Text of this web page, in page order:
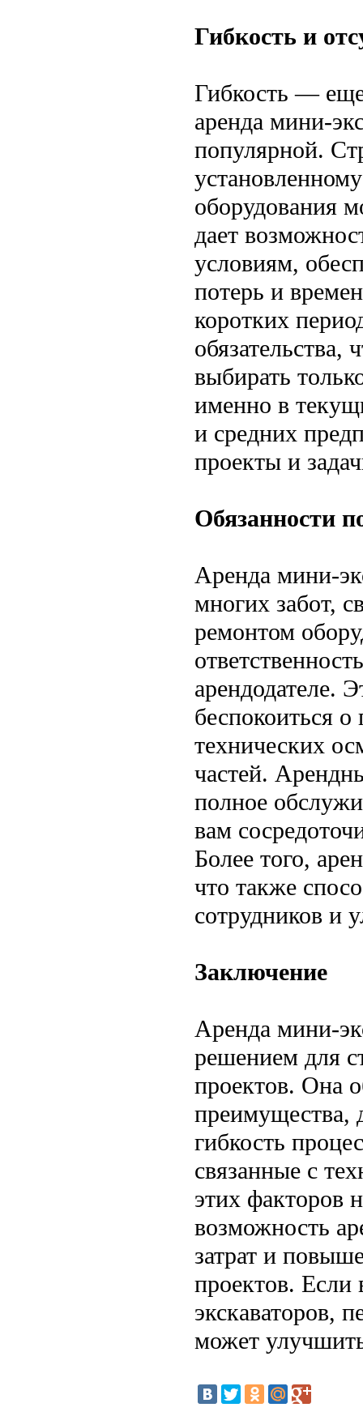
Гибкость и
Гибкость —
аренда мини-
популярной.
оборудования
дает
условиям,
потерь и
коротких
обязательства,
выбирать
именно в
и средних
проекты и
Обязанности
Аренда мини-
многих забот,
ремонтом
арендодателе.
беспокоиться
технических
частей.
полное
вам
Более того,
что также
сотрудников и
Заключение
Аренда мини-
решением для
проектов. Она
преимущества,
гибкость
связанные с
этих факторов
возможность
затрат и
проектов. Если
экскаваторов,
может